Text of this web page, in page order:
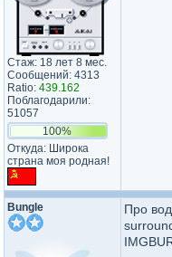
Стаж: 18 лет 8 мес.
Сообщений: 4313
Ratio: 439.162
Поблагодарили:
51057
100%
Откуда: Широка
страна моя родная!
Bungle
Про